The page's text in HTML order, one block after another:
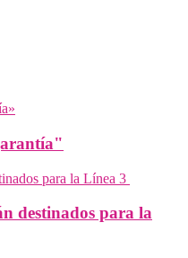
destinados para la